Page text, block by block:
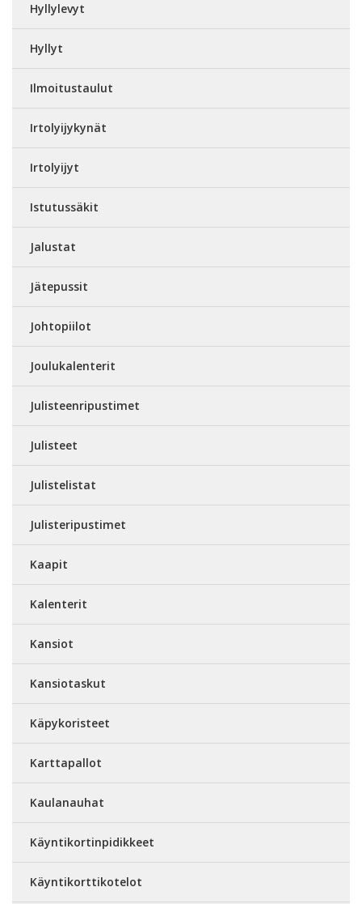
Hyllylevyt
Hyllyt
Ilmoitustaulut
Irtolyijykynät
Irtolyijyt
Istutussäkit
Jalustat
Jätepussit
Johtopiilot
Joulukalenterit
Julisteenripustimet
Julisteet
Julistelistat
Julisteripustimet
Kaapit
Kalenterit
Kansiot
Kansiotaskut
Käpykoristeet
Karttapallot
Kaulanauhat
Käyntikortinpidikkeet
Käyntikorttikotelot